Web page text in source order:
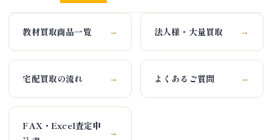
教材買取商品一覧 → 法人様・大量買取 →
宅配買取の流れ → よくあるご質問 →
FAX・Excel査定申
→